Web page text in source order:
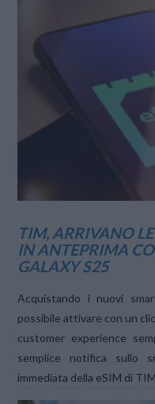
TIM, ARRIVANO
IN ANTEPRIMA
GALAXY S25
Acquistando i nuovi
possibile attivare con un
customer experience
semplice notifica sullo
immediata della eSIM di